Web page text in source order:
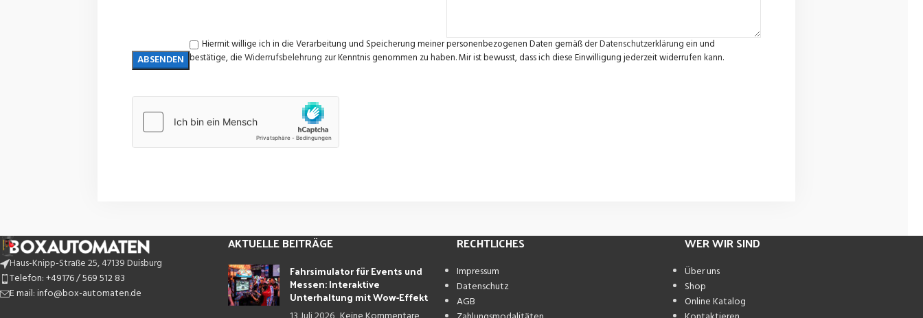
boks-topu-set
combo-model
Hiermit willige ich in die Verarbeitung und Speicherung meiner personenbezogenen Daten gemäß derDatenschutzerklärungein und
bestätige, dieWiderrufsbelehrung zur Kenntnis genommen zu haben. Mir ist bewusst, dass ich diese Einwilligung jederzeit widerrufen kann.
Haus-Knipp-Straße 25, 47139 Duisburg
Telefon: +49176 / 569 512 83
E mail: info@box-automaten.de
AKTUELLE BEITRÄGE
Fahrsimulator für Events und
Messen: Interaktive
Unterhaltung mit Wow-Effekt
RECHTLICHES
Impressum
Datenschutz
AGB
WER WIR SIND
Über uns
Shop
Online Katalog